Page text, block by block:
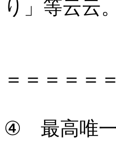
り」等云
＝＝＝＝＝
④ 最高唯一